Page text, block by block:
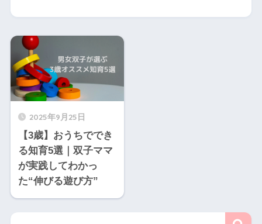
2025年9月25日
【3歳】おうちででき
る知育5選｜双子ママ
が実践してわかっ
た“伸びる遊び方”